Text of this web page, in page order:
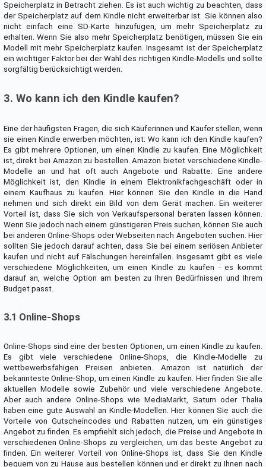
Speicherplatz in Betracht ziehen. Es ist auch wichtig zu beachten, dass
der Speicherplatz auf dem Kindle nicht erweiterbar ist. Sie können also
nicht einfach eine SD-Karte hinzufügen, um mehr Speicherplatz zu
erhalten. Wenn Sie also mehr Speicherplatz benötigen, müssen Sie ein
Modell mit mehr Speicherplatz kaufen. Insgesamt ist der Speicherplatz
ein wichtiger Faktor bei der Wahl des richtigen Kindle-Modells und sollte
sorgfältig berücksichtigt werden.
3. Wo kann ich den Kindle kaufen?
Eine der häufigsten Fragen, die sich Käuferinnen und Käufer stellen, wenn
sie einen Kindle erwerben möchten, ist: Wo kann ich den Kindle kaufen?
Es gibt mehrere Optionen, um einen Kindle zu kaufen. Eine Möglichkeit
ist, direkt bei Amazon zu bestellen. Amazon bietet verschiedene Kindle-
Modelle an und hat oft auch Angebote und Rabatte. Eine andere
Möglichkeit ist, den Kindle in einem Elektronikfachgeschäft oder in
einem Kaufhaus zu kaufen. Hier können Sie den Kindle in die Hand
nehmen und sich direkt ein Bild von dem Gerät machen. Ein weiterer
Vorteil ist, dass Sie sich von Verkaufspersonal beraten lassen können.
Wenn Sie jedoch nach einem günstigeren Preis suchen, können Sie auch
bei anderen Online-Shops oder Webseiten nach Angeboten suchen. Hier
sollten Sie jedoch darauf achten, dass Sie bei einem seriösen Anbieter
kaufen und nicht auf Fälschungen hereinfallen. Insgesamt gibt es viele
verschiedene Möglichkeiten, um einen Kindle zu kaufen - es kommt
darauf an, welche Option am besten zu Ihren Bedürfnissen und Ihrem
Budget passt.
3.1 Online-Shops
Online-Shops sind eine der besten Optionen, um einen Kindle zu kaufen.
Es gibt viele verschiedene Online-Shops, die Kindle-Modelle zu
wettbewerbsfähigen Preisen anbieten. Amazon ist natürlich der
bekannteste Online-Shop, um einen Kindle zu kaufen. Hier finden Sie alle
aktuellen Modelle sowie Zubehör und viele verschiedene Angebote.
Aber auch andere Online-Shops wie MediaMarkt, Saturn oder Thalia
haben eine gute Auswahl an Kindle-Modellen. Hier können Sie auch die
Vorteile von Gutscheincodes und Rabatten nutzen, um ein günstiges
Angebot zu finden. Es empfiehlt sich jedoch, die Preise und Angebote in
verschiedenen Online-Shops zu vergleichen, um das beste Angebot zu
finden. Ein weiterer Vorteil von Online-Shops ist, dass Sie den Kindle
bequem von zu Hause aus bestellen können und er direkt zu Ihnen nach